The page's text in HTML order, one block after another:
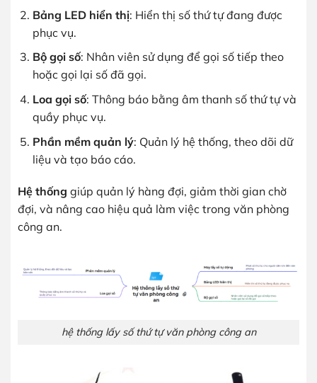
Bảng LED hiển thị: Hiển thị số thứ tự đang được
phục vụ.
Bộ gọi số: Nhân viên sử dụng để gọi số tiếp theo
hoặc gọi lại số đã gọi.
Loa gọi số: Thông báo bằng âm thanh số thứ tự và
quầy phục vụ.
Phần mềm quản lý: Quản lý hệ thống, theo dõi dữ
liệu và tạo báo cáo.
Hệ thống giúp quản lý hàng đợi, giảm thời gian chờ
đợi, và nâng cao hiệu quả làm việc trong văn phòng
công an.
hệ thống lấy số thứ tự văn phòng công an